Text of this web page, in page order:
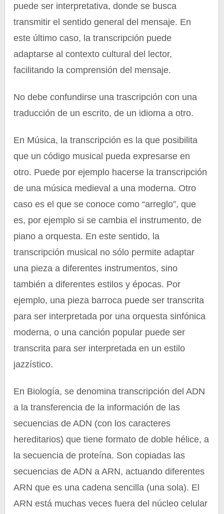
puede ser interpretativa, donde se busca
transmitir el sentido general del mensaje. En
este último caso, la transcripción puede
adaptarse al contexto cultural del lector,
facilitando la comprensión del mensaje.
No debe confundirse una trascripción con una
traducción de un escrito, de un idioma a otro.
En Música, la transcripción es la que posibilita
que un código musical pueda expresarse en
otro. Puede por ejemplo hacerse la transcripción
de una música medieval a una moderna. Otro
caso es el que se conoce como “arreglo”, que
es, por ejemplo si se cambia el instrumento, de
piano a orquesta. En este sentido, la
transcripción musical no sólo permite adaptar
una pieza a diferentes instrumentos, sino
también a diferentes estilos y épocas. Por
ejemplo, una pieza barroca puede ser transcrita
para ser interpretada por una orquesta sinfónica
moderna, o una canción popular puede ser
transcrita para ser interpretada en un estilo
jazzístico.
En Biología, se denomina transcripción del ADN
a la transferencia de la información de las
secuencias de ADN (con los caracteres
hereditarios) que tiene formato de doble hélice, a
la secuencia de proteína. Son copiadas las
secuencias de ADN a ARN, actuando diferentes
ARN que es una cadena sencilla (una sola). El
ARN está muchas veces fuera del núcleo celular